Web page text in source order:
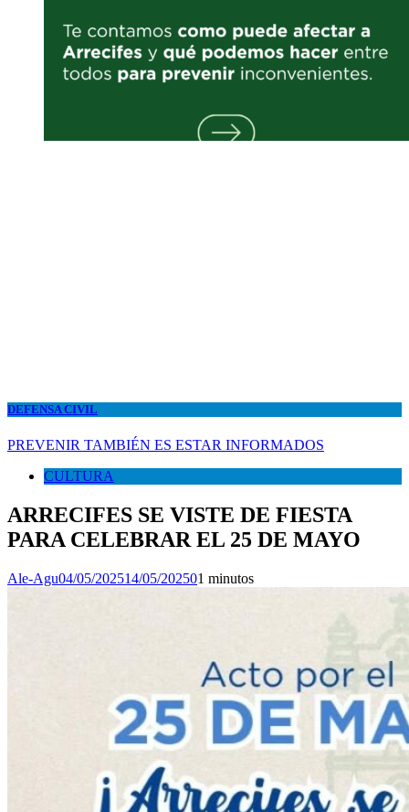
DEFENSA CIVIL
PREVENIR TAMBIÉN ES ESTAR INFORMADOS
CULTURA
ARRECIFES SE VISTE DE FIESTA
PARA CELEBRAR EL 25 DE MAYO
Ale-Agu04/05/202514/05/202501 minutos